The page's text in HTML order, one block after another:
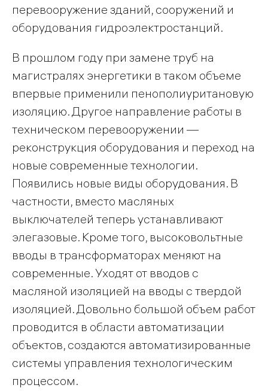
перевооружение зданий, сооружений и
оборудования гидроэлектростанций.
В прошлом году при замене труб на
магистралях энергетики в таком объеме
впервые применили пенополиуритановую
изоляцию. Другое направление работы в
техническом перевооружении —
реконструкция оборудования и переход на
новые современные технологии.
Появились новые виды оборудования. В
частности, вместо масляных
выключателей теперь устанавливают
элегазовые. Кроме того, высоковольтные
вводы в трансформаторах меняют на
современные. Уходят от вводов с
масляной изоляцией на вводы с твердой
изоляцией. Довольно большой объем работ
проводится в области автоматизации
объектов, создаются автоматизированные
системы управления технологическим
процессом.